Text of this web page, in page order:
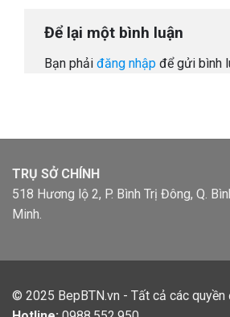
Để lại một bình luận
Bạn phải đăng nhập để gửi bình
TRỤ SỞ CHÍNH
518 Hương lộ 2, P. Bình Trị Đông, Q.
Minh.
© 2025 BepBTN.vn - Tất cả các